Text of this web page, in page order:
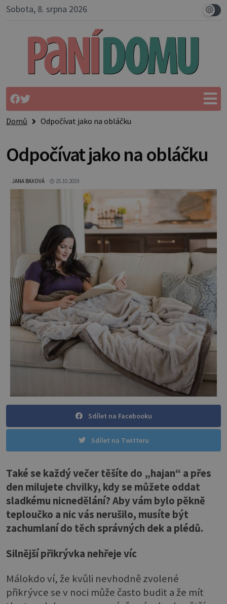
Sobota, 8. srpna 2026
Domů Odpočívat jako na obláčku
Odpočívat jako na obláčku
JANA BAXOVÁ 25.10.2019
Sdílet na Facebooku
Sdílet na Twitteru
Také se každý večer těšíte do „hajan“ a přes
den milujete chvilky, kdy se můžete oddat
sladkému nicnedělání? Aby vám bylo pěkně
teploučko a nic vás nerušilo, musíte být
zachumlaní do těch správných dek a plédů.
Silnější přikrývka nehřeje víc
Málokdo ví, že kvůli nevhodně zvolené
přikrývce se v noci může často budit a že mít